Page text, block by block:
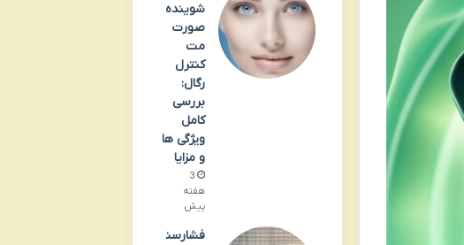
شوینده
صورت
مت
کنترل
رگال:
بررسی
کامل
ویژگی ها
و مزایا
3
هفته
پیش
فشارسن